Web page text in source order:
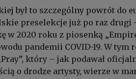
był to szczególny powrót do
preselekcje już po raz drugi
w 2020 roku z piosenką
pandemii COVID-19. W tym
który – jak podawał
o drodze artysty, wierze w